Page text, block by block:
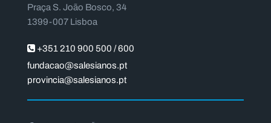
Praça S. João Bosco, 34
1399-007 Lisboa
+351 210 900 500 / 600
fundacao@salesianos.pt
provincia@salesianos.pt